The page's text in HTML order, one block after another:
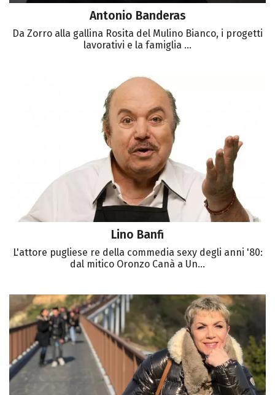
Antonio Banderas
Da Zorro alla gallina Rosita del Mulino Bianco, i progetti
lavorativi e la famiglia ...
Lino Banfi
L'attore pugliese re della commedia sexy degli anni '80:
dal mitico Oronzo Canà a Un...